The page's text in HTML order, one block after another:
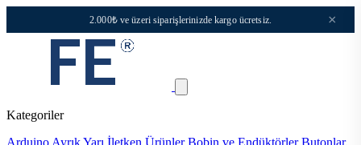
2.000₺ ve üzeri siparişlerinizde kargo ücretsiz. ×
Kategoriler
Arduino Ayrık Yarı İletken ÜrünlerBobin ve EndüktörlerButonlar,